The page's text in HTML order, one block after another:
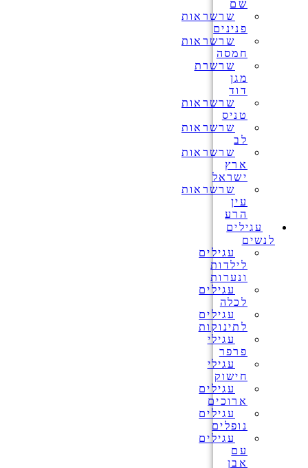
שם
שרשראות
פנינים
שרשראות
חמסה
שרשרת
מגן
דוד
שרשראות
טניס
שרשראות
לב
שרשראות
ארץ
ישראל
שרשראות
עין
הרע
עגילים
לנשים
עגילים
לילדות
ונערות
עגילים
לכלה
עגילים
לתינוקות
עגילי
פרפר
עגילי
חישוק
עגילים
ארוכים
עגילים
נופלים
עגילים
עם
אבן